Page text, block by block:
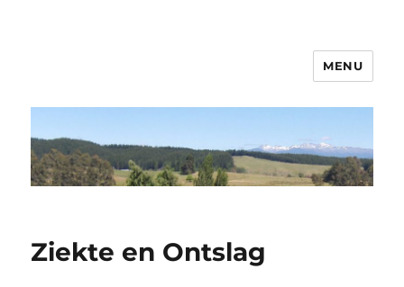
Psycholoog Sittard – Landgraaf
MENU
Ziekte en Ontslag